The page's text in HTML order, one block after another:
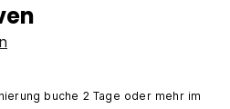
buche 2 Tage oder mehr im